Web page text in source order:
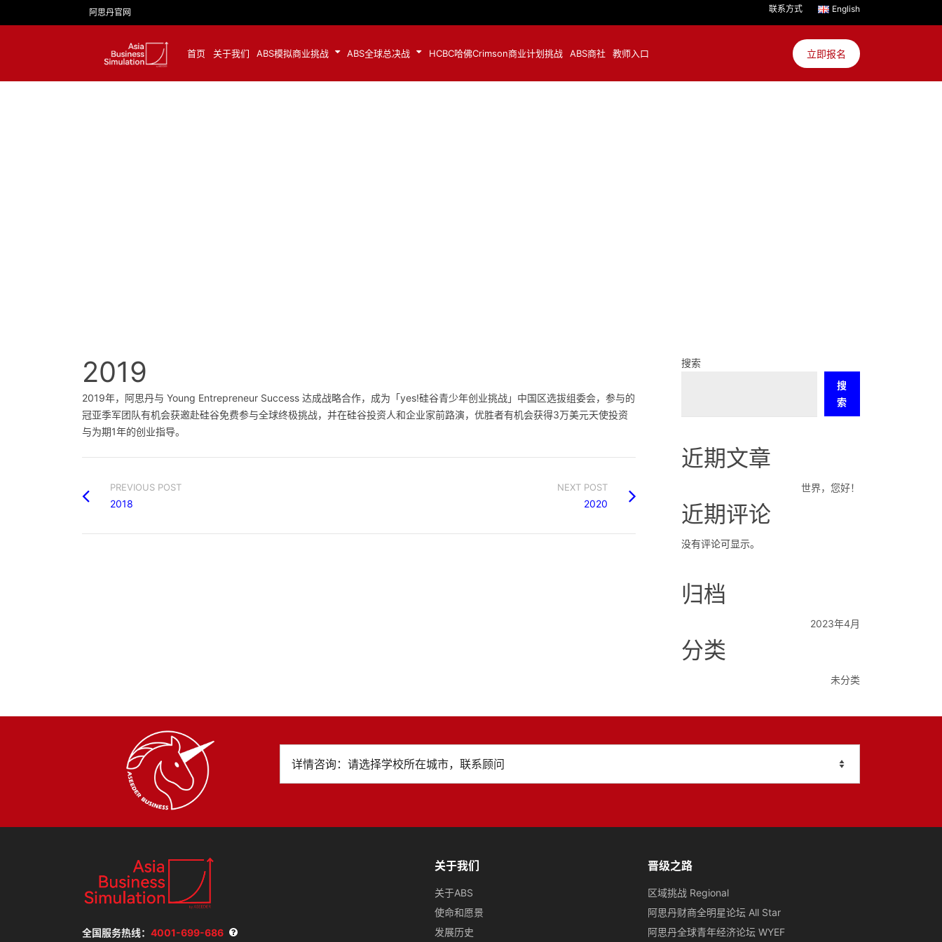
阿思丹官网 English
联系方式
首页 关于我们 ABS模拟商业挑战 ABS全球总决战 HCBC哈佛Crimson商业计划挑战 ABS商社 教师入口 立即报名
2019
2019年，阿思丹与 Young Entrepreneur Success 达成战略合作，成为「yes!硅谷青少年创业挑战」中国区选拔组委会，参与的
冠亚季军团队有机会获邀赴硅谷免费参与全球终极挑战，并在硅谷投资人和企业家前路演，优胜者有机会获得3万美元天使投资
与为期1年的创业指导。
PREVIOUS POST
2018
NEXT POST
2020
搜索
搜
索
近期文章
世界，您好！
近期评论
没有评论可显示。
归档
2023年4月
分类
未分类
全国服务热线： 4001-699-686
关于我们
关于ABS
使命和愿景
发展历史
晋级之路
区域挑战 Regional
阿思丹财商全明星论坛 All Star
阿思丹全球青年经济论坛 WYEF